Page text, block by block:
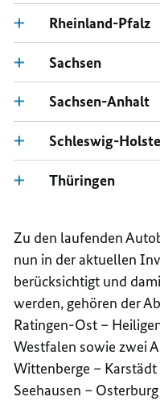
Rheinland-Pfalz
Sachsen
Sachsen-Anhalt
Schleswig-
Thüringen
Zu den laufenden
nun in der aktuellen
berücksichtigt und
werden, gehören der
Ratingen-Ost –
Westfalen sowie zwei
Wittenberge –
Seehausen –